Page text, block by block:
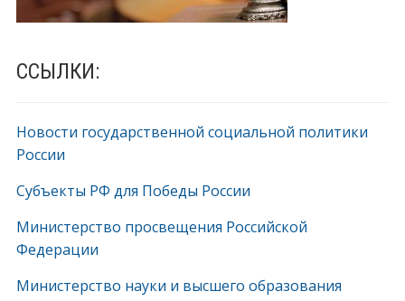
ССЫЛКИ:
Новости государственной социальной политики
России
Субъекты РФ для Победы России
Министерство просвещения Российской
Федерации
Министерство науки и высшего образования